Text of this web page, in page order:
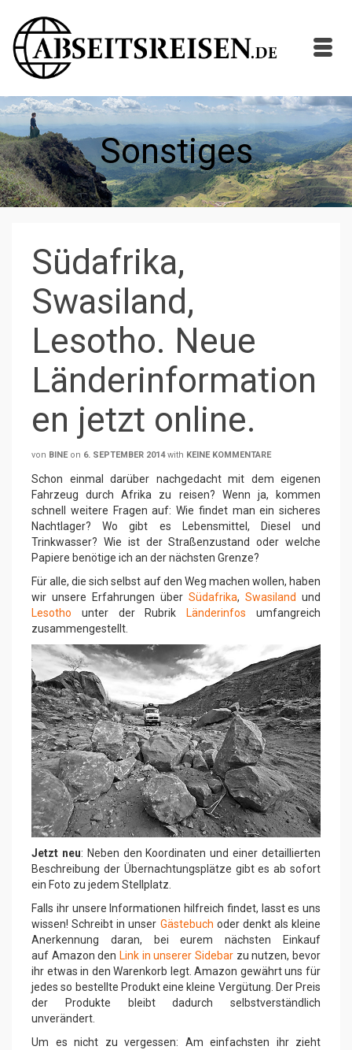
Sonstiges
Südafrika,
Swasiland,
Lesotho. Neue
Länderinformation
en jetzt online.
von BINE on 6. SEPTEMBER 2014 with KEINE KOMMENTARE
Schon einmal darüber nachgedacht mit dem eigenen
Fahrzeug durch Afrika zu reisen? Wenn ja, kommen
schnell weitere Fragen auf: Wie findet man ein sicheres
Nachtlager? Wo gibt es Lebensmittel, Diesel und
Trinkwasser? Wie ist der Straßenzustand oder welche
Papiere benötige ich an der nächsten Grenze?
Für alle, die sich selbst auf den Weg machen wollen, haben
wir unsere Erfahrungen über Südafrika, Swasiland und
Lesotho unter der Rubrik Länderinfos umfangreich
zusammengestellt.
Jetzt neu: Neben den Koordinaten und einer detaillierten
Beschreibung der Übernachtungsplätze gibt es ab sofort
ein Foto zu jedem Stellplatz.
Falls ihr unsere Informationen hilfreich findet, lasst es uns
wissen! Schreibt in unser Gästebuch oder denkt als kleine
Anerkennung daran, bei eurem nächsten Einkauf
auf Amazon den Link in unserer Sidebar zu nutzen, bevor
ihr etwas in den Warenkorb legt. Amazon gewährt uns für
jedes so bestellte Produkt eine kleine Vergütung. Der Preis
der Produkte bleibt dadurch selbstverständlich
unverändert.
Um es nicht zu vergessen: Am einfachsten ihr zieht